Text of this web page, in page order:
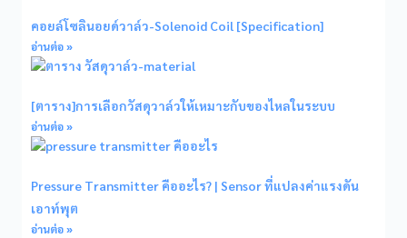
คอยล์โซลินอยด์วาล์ว-Solenoid Coil [Specification]
อ่านต่อ »
[ตาราง]การเลือกวัสดุวาล์วให้เหมาะกับของไหลในระบบ
อ่านต่อ »
Pressure Transmitter คืออะไร? | Sensor ที่แปลงค่าแรงดัน
เอาท์พุต
อ่านต่อ »